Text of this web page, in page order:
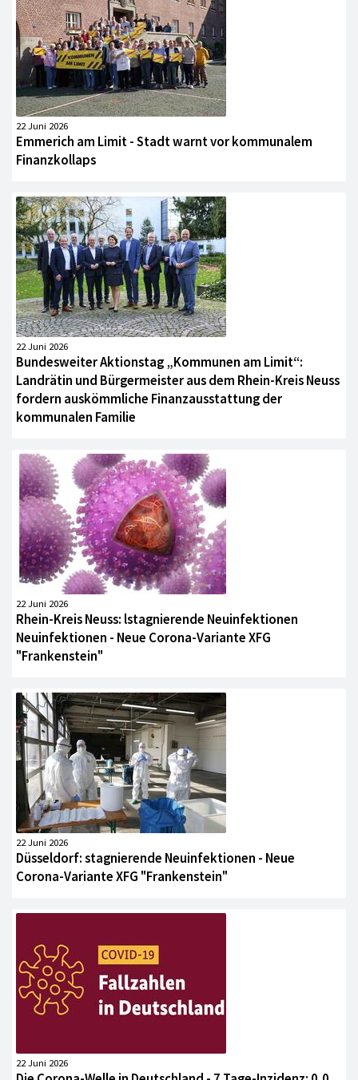
22 Juni 2026
Emmerich am Limit - Stadt warnt vor kommunalem
Finanzkollaps
22 Juni 2026
Bundesweiter Aktionstag „Kommunen am Limit“:
Landrätin und Bürgermeister aus dem Rhein-Kreis Neuss
fordern auskömmliche Finanzausstattung der
kommunalen Familie
22 Juni 2026
Rhein-Kreis Neuss: lstagnierende Neuinfektionen
Neuinfektionen - Neue Corona-Variante XFG
"Frankenstein"
22 Juni 2026
Düsseldorf: stagnierende Neuinfektionen - Neue
Corona-Variante XFG "Frankenstein"
22 Juni 2026